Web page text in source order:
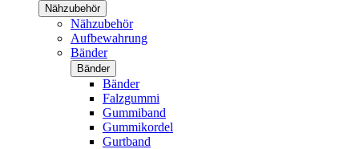
Nähzubehör
Nähzubehör
Aufbewahrung
Bänder
Bänder
Bänder
Falzgummi
Gummiband
Gummikordel
Gurtband